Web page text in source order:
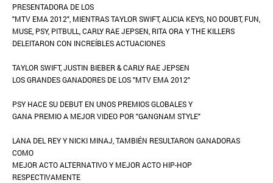
PRESENTADORA DE LOS
"MTV EMA 2012", MIENTRAS TAYLOR SWIFT, ALICIA KEYS, NO DOUBT, FUN,
MUSE, PSY, PITBULL, CARLY RAE JEPSEN, RITA ORA Y THE KILLERS
DELEITARON CON INCREÍBLES ACTUACIONES
TAYLOR SWIFT, JUSTIN BIEBER & CARLY RAE JEPSEN
LOS GRANDES GANADORES DE LOS "MTV EMA 2012"
PSY HACE SU DEBUT EN UNOS PREMIOS GLOBALES Y
GANA PREMIO A MEJOR VIDEO POR "GANGNAM STYLE"
LANA DEL REY Y NICKI MINAJ, TAMBIÉN RESULTARON GANADORAS
COMO
MEJOR ACTO ALTERNATIVO Y MEJOR ACTO HIP-HOP
RESPECTIVAMENTE